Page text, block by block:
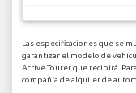
Las especificaciones que se
garantizar el modelo de
Active Tourer que recibirá.
compañía de alquiler de